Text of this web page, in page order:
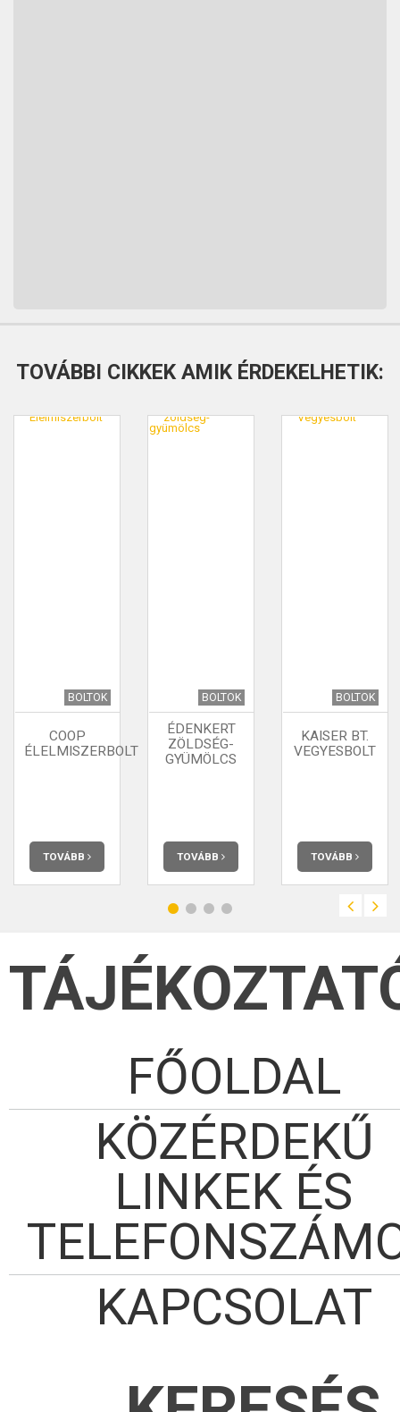
TOVÁBBI CIKKEK AMIK ÉRDEKELHETIK:
BOLTOK
COOP
ÉLELMISZERBOLT
TOVÁBB
BOLTOK
ÉDENKERT
ZÖLDSÉG-
GYÜMÖLCS
TOVÁBB
BOLTOK
KAISER BT.
VEGYESBOLT
TOVÁBB
FŐOLDAL
KÖZÉRDEKŰ
LINKEK ÉS
KAPCSOLAT